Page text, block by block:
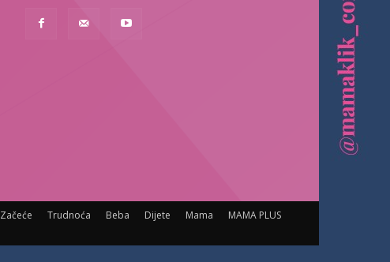
Začeće Trudnoća Beba Dijete Mama MAMA PLUS